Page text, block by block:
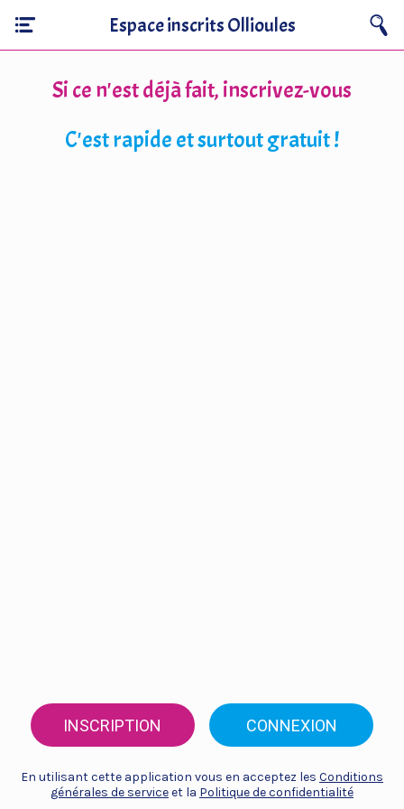
Espace inscrits Ollioules
Si ce n'est déjà fait, inscrivez-vous
C'est rapide et surtout gratuit !
INSCRIPTION CONNEXION
En utilisant cette application vous en acceptez les Conditions
générales de serviceet la Politique de confidentialité